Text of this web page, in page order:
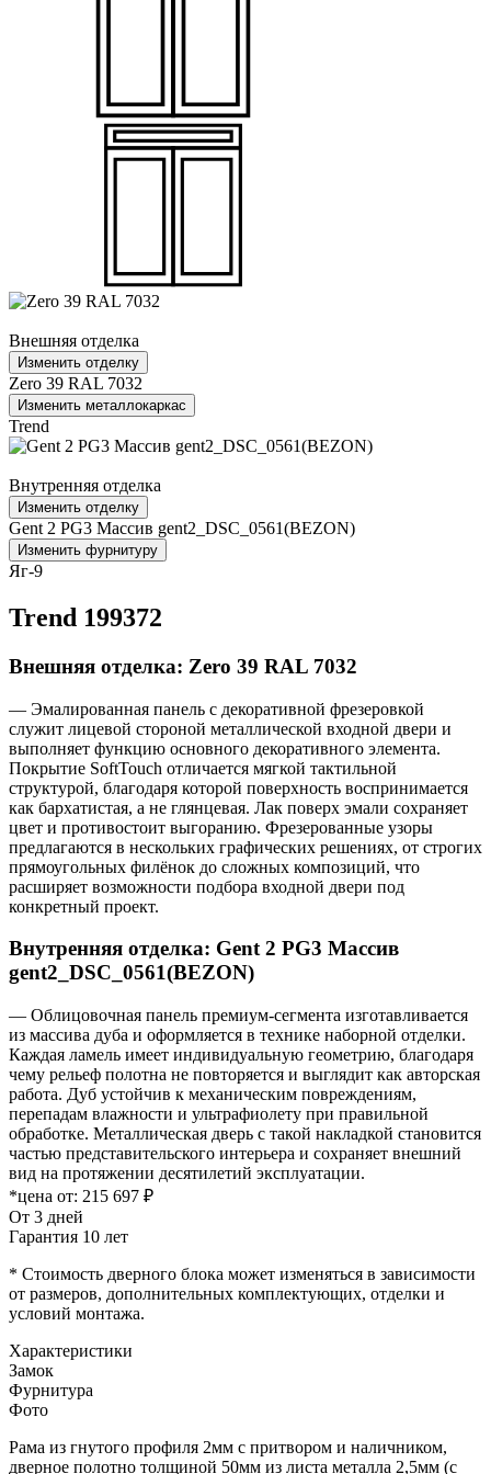
Внешняя отделка
Изменить отделку
Zero 39 RAL 7032
Изменить металлокаркас
Trend
Внутренняя отделка
Изменить отделку
Gent 2 PG3 Массив gent2_DSC_0561(BEZON)
Изменить фурнитуру
Яг-9
Trend 199372
Внешняя отделка: Zero 39 RAL 7032
— Эмалированная панель с декоративной фрезеровкой
служит лицевой стороной металлической входной двери и
выполняет функцию основного декоративного элемента.
Покрытие SoftTouch отличается мягкой тактильной
структурой, благодаря которой поверхность воспринимается
как бархатистая, а не глянцевая. Лак поверх эмали сохраняет
цвет и противостоит выгоранию. Фрезерованные узоры
предлагаются в нескольких графических решениях, от строгих
прямоугольных филёнок до сложных композиций, что
расширяет возможности подбора входной двери под
конкретный проект.
Внутренняя отделка: Gent 2 PG3 Массив
gent2_DSC_0561(BEZON)
— Облицовочная панель премиум-сегмента изготавливается
из массива дуба и оформляется в технике наборной отделки.
Каждая ламель имеет индивидуальную геометрию, благодаря
чему рельеф полотна не повторяется и выглядит как авторская
работа. Дуб устойчив к механическим повреждениям,
перепадам влажности и ультрафиолету при правильной
обработке. Металлическая дверь с такой накладкой становится
частью представительского интерьера и сохраняет внешний
вид на протяжении десятилетий эксплуатации.
*цена от: 215 697 ₽
От 3 дней
Гарантия 10 лет
* Стоимость дверного блока может изменяться в зависимости
от размеров, дополнительных комплектующих, отделки и
условий монтажа.
Характеристики
Замок
Фурнитура
Фото
Рама из гнутого профиля 2мм с притвором и наличником,
дверное полотно толщиной 50мм из листа металла 2,5мм (с